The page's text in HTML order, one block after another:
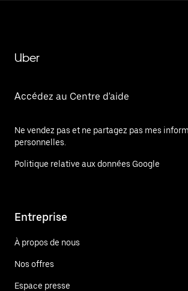
Uber
Accédez au Centre d'aide
Ne vendez pas et ne partagez pas mes
personnelles.
Politique relative aux données Google
Entreprise
À propos de nous
Nos offres
Espace presse